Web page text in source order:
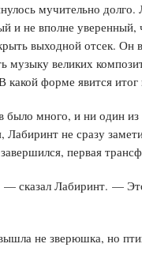
мучительно
и не вполне
выходной отсек. Он
музыку великих
какой форме явится итог
было много, и ни один
Лабиринт не сразу
первая
сказал Лабиринт. —
не зверюшка, но